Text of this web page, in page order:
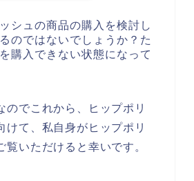
シュの商品の購入を検討し
のではないでしょうか？た
購入できない状態になって
のでこれから、ヒップポリ
けて、私自身がヒップポリ
いただけると幸いです。